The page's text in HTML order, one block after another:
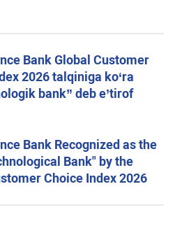
Bank Global Customer
2026 talqiniga ko‘ra
bank” deb e’tirof
Bank Recognized as the
Bank" by the
Choice Index 2026